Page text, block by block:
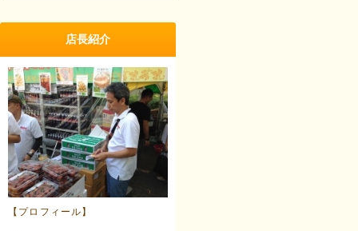
店長紹介
【プロフィール】